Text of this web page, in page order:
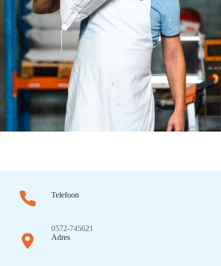
Telefoon
0572-745621
Adres​